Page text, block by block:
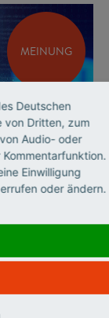
MEINUNG
©
Deutschen
von Dritten, zum
Audio- oder
Einwilligung
oder ändern.